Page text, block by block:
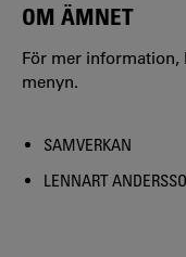
OM ÄMNET
För mer information,
menyn.
SAMVERKAN
LENNART